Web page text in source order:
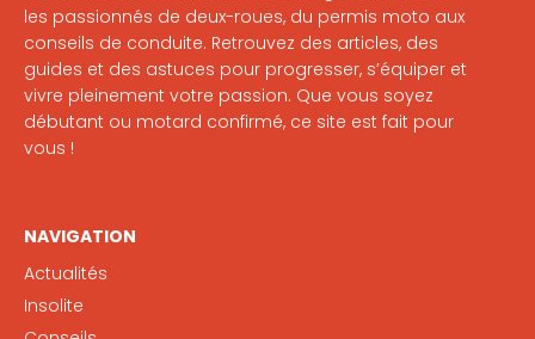
les passionnés de deux-roues, du permis moto aux
conseils de conduite. Retrouvez des articles, des
guides et des astuces pour progresser, s’équiper et
vivre pleinement votre passion. Que vous soyez
débutant ou motard confirmé, ce site est fait pour
vous !
NAVIGATION
Actualités
Insolite